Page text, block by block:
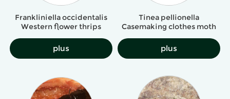
Frankliniella occidentalis
Western flower thrips
plus
Tinea pellionella
Casemaking clothes moth
plus